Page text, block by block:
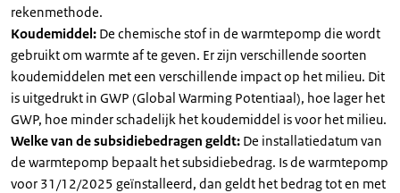
rekenmethode.
Koudemiddel: De chemische stof in de warmtepomp die wordt
gebruikt om warmte af te geven. Er zijn verschillende soorten
koudemiddelen met een verschillende impact op het milieu. Dit
is uitgedrukt in GWP (Global Warming Potentiaal), hoe lager het
GWP, hoe minder schadelijk het koudemiddel is voor het milieu.
Welke van de subsidiebedragen geldt: De installatiedatum van
de warmtepomp bepaalt het subsidiebedrag. Is de warmtepomp
voor 31/12/2025 geïnstalleerd, dan geldt het bedrag tot en met